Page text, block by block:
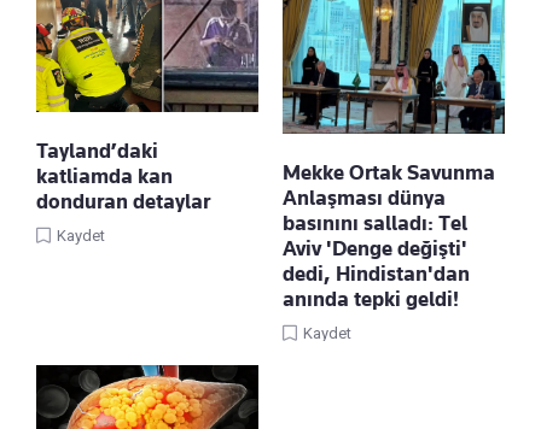
Tayland’daki
katliamda kan
donduran detaylar
Kaydet
Mekke Ortak Savunma
Anlaşması dünya
basınını salladı: Tel
Aviv 'Denge değişti'
dedi, Hindistan'dan
anında tepki geldi!
Kaydet